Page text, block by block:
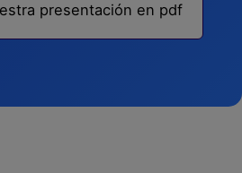
presentación en pdf